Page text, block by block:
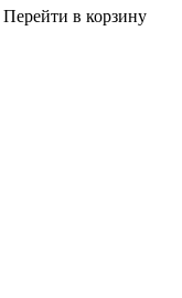
Перейти в корзину